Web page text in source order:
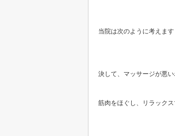
当院は次のように考えます
決して、マッサージが悪い
筋肉をほぐし、リラック